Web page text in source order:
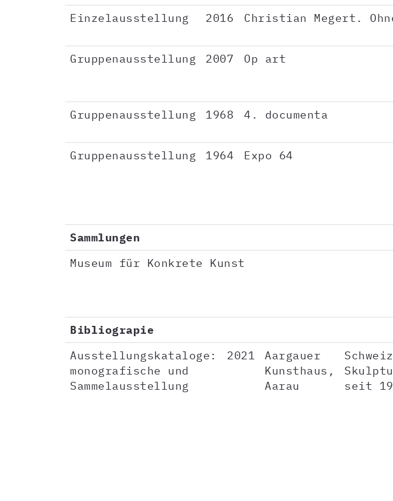
Einzelausstellung 2016 Christian Megert.
Gruppenausstellung
2007 Op art
Gruppenausstellung
1968 4. documenta
Gruppenausstellung
1964 Expo 64
Sammlungen
Museum für Konkrete Kunst
Bibliograpie
Ausstellungskataloge:
monografische und
Sammelausstellung
2021
Aargauer
Kunsthaus,
Aarau
seit